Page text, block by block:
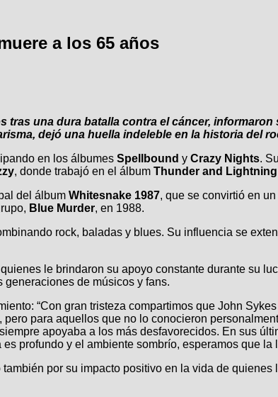
a los 65 años
una dura batalla contra el cáncer,
dejó una huella indeleble en la historia del
en los álbumes Spellbound y Crazy Nights.
, donde trabajó en el álbum Thunder and Lightning
del álbum Whitesnake 1987, que se convirtió en
Blue Murder, en 1988.
rock, baladas y blues. Su influencia se
le brindaron su apoyo constante durante su
de músicos y fans.
“Con gran tristeza compartimos que John
para aquellos que no lo conocieron
apoyaba a los más desfavorecidos. En sus
profundo y el ambiente sombrío, esperamos que
por su impacto positivo en la vida de